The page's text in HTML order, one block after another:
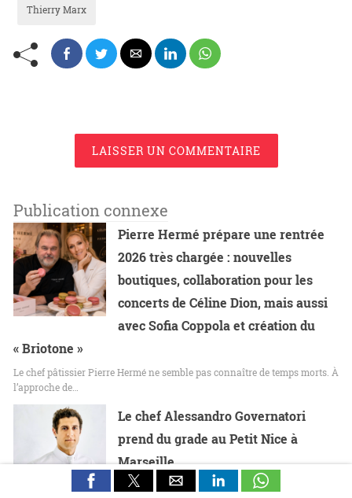
Thierry Marx
LAISSER UN COMMENTAIRE
Publication connexe
Pierre Hermé prépare une rentrée
2026 très chargée : nouvelles
boutiques, collaboration pour les
concerts de Céline Dion, mais aussi
avec Sofia Coppola et création du
« Briotone »
Le chef pâtissier Pierre Hermé ne semble pas connaître de temps morts. À
l’approche de…
Le chef Alessandro Governatori
prend du grade au Petit Nice à
Marseille
Alessandro Governatori nommé chef exécutif du